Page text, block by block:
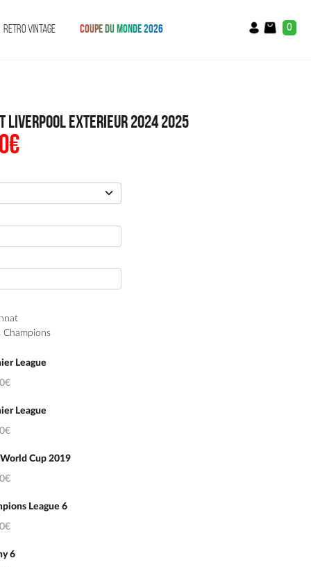
RETRO VINTAGE COUPE DU MONDE 2026 0
Exterieur 2024 2025
€Le
prix
39.90€.
Champions
League
League
World Cup 2019
League 6
6